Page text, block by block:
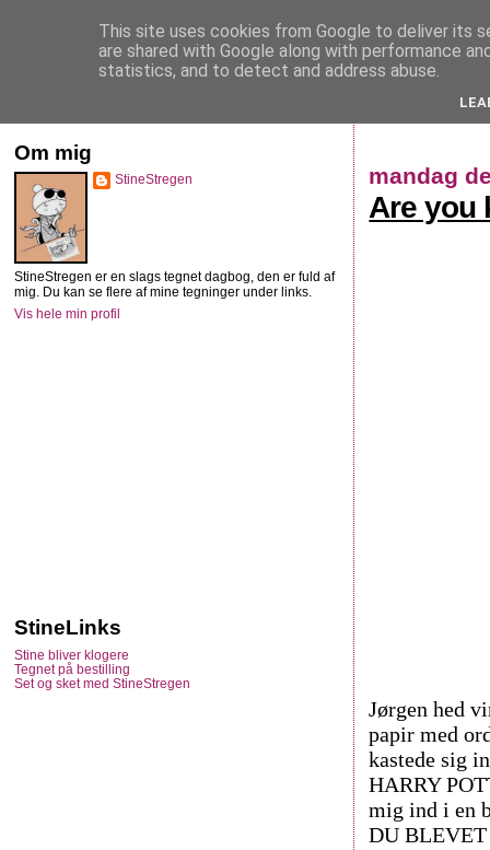
StineStregen
mandag
Are you
Jørgen hed
papir med
kastede sig
HARRY
mig ind i en
DU
Om mig
StineStregen
StineStregen er en slags tegnet dagbog, den er fuld af
mig. Du kan se flere af mine tegninger under links.
Vis hele min profil
StineLinks
Stine bliver klogere
Tegnet på bestilling
Set og sket med StineStregen
This site uses cookies from Google to deliver its
are shared with Google along with performance
statistics, and to detect and address abuse.